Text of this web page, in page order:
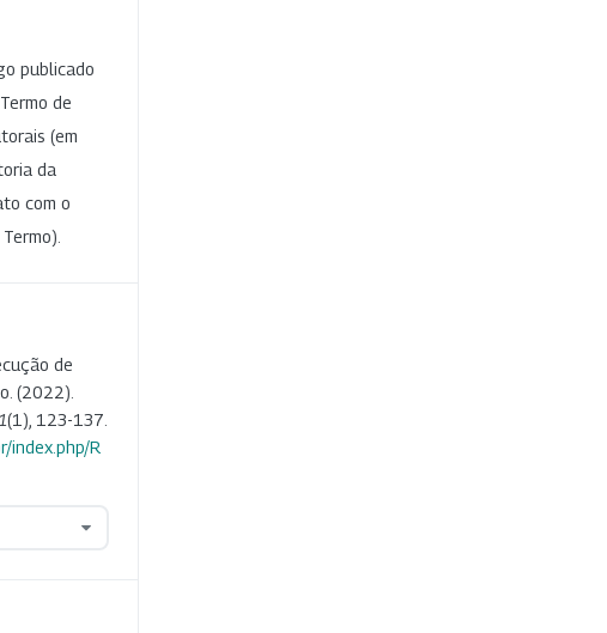
publicado
de
(em
da
com o
de
(2022).
1(1), 123-137.
index.php/R